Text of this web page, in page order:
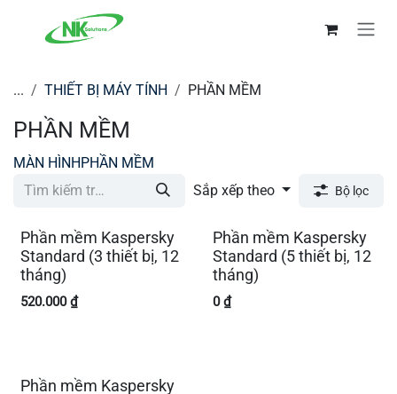
Bỏ qua để đến Nội dung
... THIẾT BỊ MÁY TÍNH PHẦN MỀM
PHẦN MỀM
MÀN HÌNHPHẦN MỀM
Sắp xếp theo
Bộ lọc
Phần mềm Kaspersky
Standard (3 thiết bị, 12
tháng)
520.000₫
Phần mềm Kaspersky
Standard (5 thiết bị, 12
tháng)
0₫
Phần mềm Kaspersky